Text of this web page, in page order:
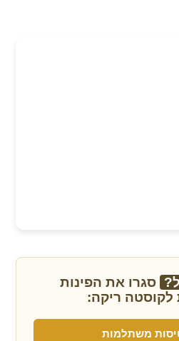
סגרו את הפינות
לקוסטה ריקה:
משתלמות